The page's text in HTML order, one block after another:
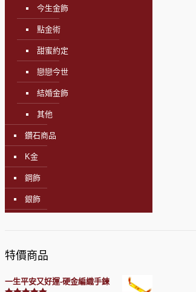
今生金飾
點金術
甜蜜約定
戀戀今世
結婚金飾
其他
鑽石商品
K金
鋼飾
銀飾
特價商品
一生平安又好運-硬金編織手鍊